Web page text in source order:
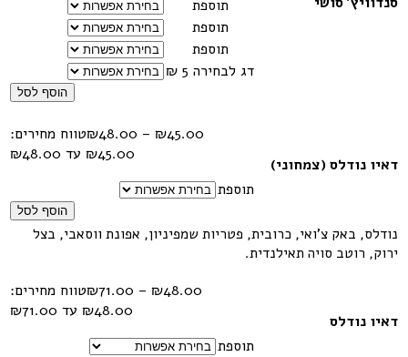
תוספת
תוספת
תוספת
דג לבחירה 5 ₪
הוסף לסל
דאיו נודלס (צמחוני)
₪45.00
–
₪48.00
טווח מחירים:
תוספת
הוסף לסל
נודלס, באק צ'ואי, כרובית, פטריות שמפיניון, אפונת ווסאבי, בצל
ירוק, רוטב סויה תאילנדית.
דאיו נודלס
₪48.00
–
₪71.00
טווח מחירים:
תוספת